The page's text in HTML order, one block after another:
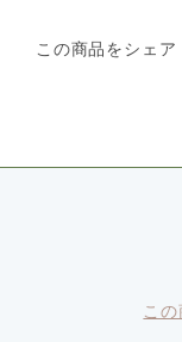
この商品をシェア
こ